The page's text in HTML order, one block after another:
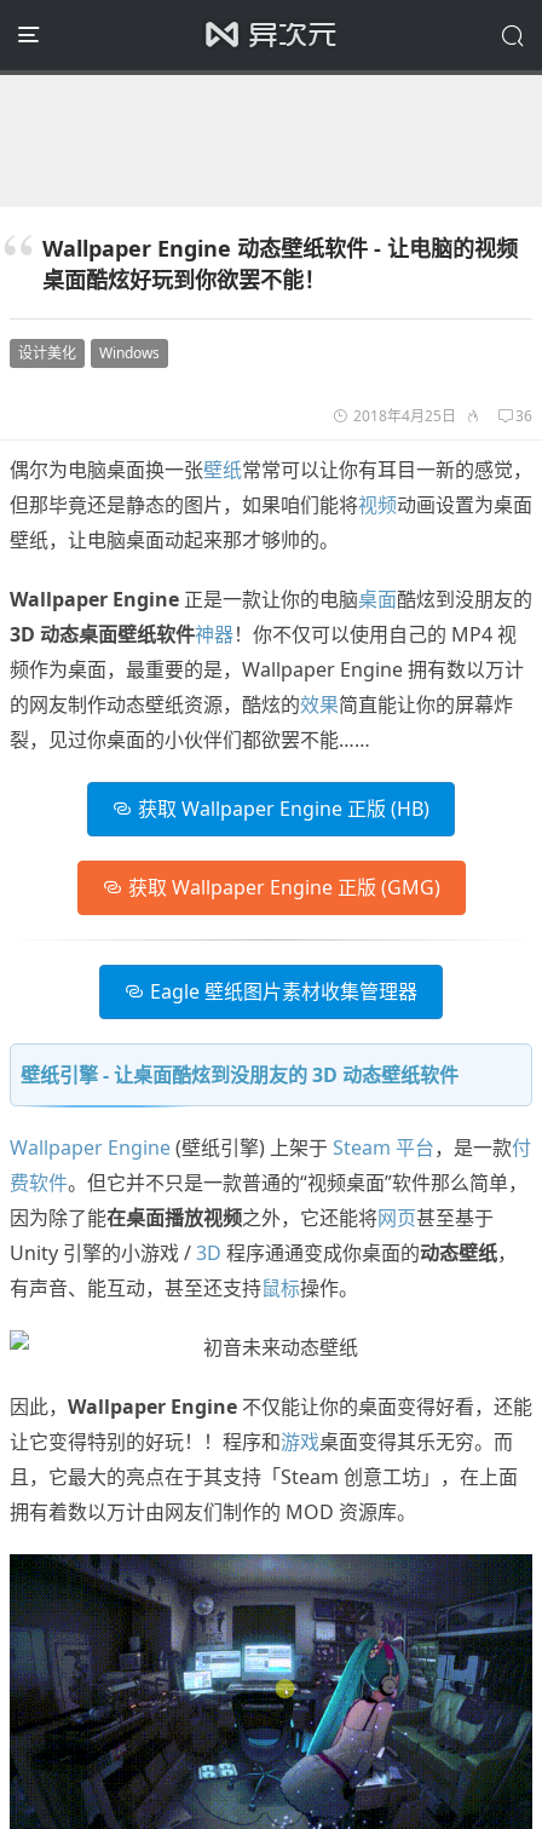
Wallpaper Engine 动态壁纸软件 - 让电脑的视频
桌面酷炫好玩到你欲罢不能！
设计美化 Windows
2018年4月25日 36
偶尔为电脑桌面换一张壁纸常常可以让你有耳目一新的感觉，
但那毕竟还是静态的图片，如果咱们能将视频动画设置为桌面
壁纸，让电脑桌面动起来那才够帅的。
Wallpaper Engine 正是一款让你的电脑桌面酷炫到没朋友的
3D 动态桌面壁纸软件神器！你不仅可以使用自己的 MP4 视
频作为桌面，最重要的是，Wallpaper Engine 拥有数以万计
的网友制作动态壁纸资源，酷炫的效果简直能让你的屏幕炸
裂，见过你桌面的小伙伴们都欲罢不能……
获取 Wallpaper Engine 正版 (HB)
获取 Wallpaper Engine 正版 (GMG)
Eagle 壁纸图片素材收集管理器
壁纸引擎 - 让桌面酷炫到没朋友的 3D 动态壁纸软件
Wallpaper Engine(壁纸引擎) 上架于Steam 平台，是一款付
费软件。但它并不只是一款普通的“视频桌面”软件那么简单，
因为除了能在桌面播放视频之外，它还能将网页甚至基于
Unity 引擎的小游戏 /3D 程序通通变成你桌面的动态壁纸，
有声音、能互动，甚至还支持鼠标操作。
因此， Wallpaper Engine 不仅能让你的桌面变得好看，还能
让它变得特别的好玩！！程序和游戏桌面变得其乐无穷。而
且，它最大的亮点在于其支持「Steam 创意工坊」，在上面
拥有着数以万计由网友们制作的 MOD 资源库。